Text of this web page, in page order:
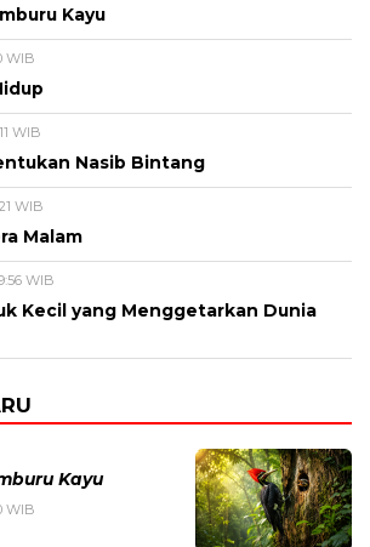
Kayu
WIB
WIB
Nasib Bintang
WIB
Malam
WIB
Kecil yang Menggetarkan Dunia
Kayu
WIB